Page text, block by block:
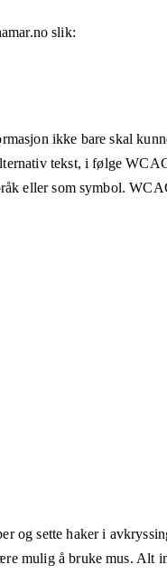
slik:
ikke bare skal
tekst, i følge
eller som symbol.
og sette haker i
mulig å bruke mus. Alt